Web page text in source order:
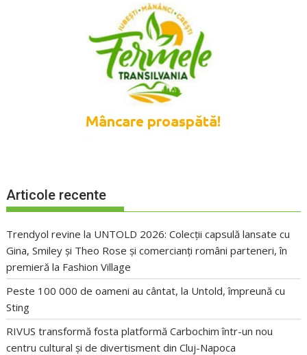
Articole recente
Trendyol revine la UNTOLD 2026: Colecții capsulă lansate cu
Gina, Smiley și Theo Rose și comercianți români parteneri, în
premieră la Fashion Village
Peste 100 000 de oameni au cântat, la Untold, împreună cu
Sting
RIVUS transformă fosta platformă Carbochim într-un nou
centru cultural și de divertisment din Cluj-Napoca